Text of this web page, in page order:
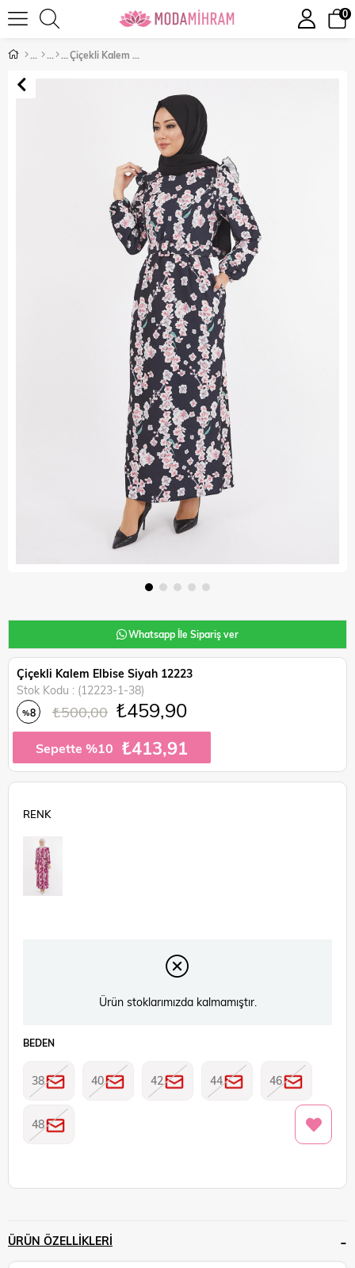
0
Çiçekli Kalem Elbise Siyah 12223
Whatsapp İle Sipariş ver
Çiçekli Kalem Elbise Siyah 12223
Stok Kodu
(12223-1-38)
%8 ₺500,00 ₺459,90
Sepette %10 ₺413,91
Ürün stoklarımızda kalmamıştır.
BEDEN
38 40 42 44 46
48
ÜRÜN ÖZELLIKLERI